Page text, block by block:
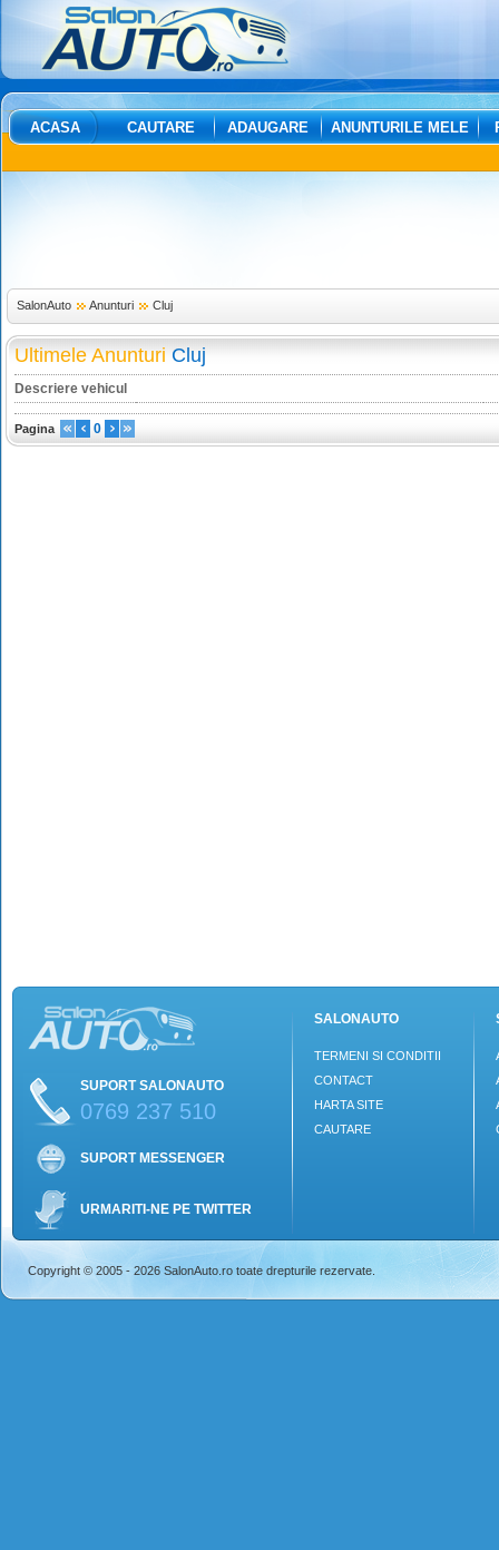
ACASA CAUTARE ADAUGARE ANUNTURILE MELE
SalonAuto Anunturi Cluj
Ultimele Anunturi Cluj
Descriere vehicul
Pagina 0
SUPORT SALONAUTO
0769 237 510
SUPORT MESSENGER
URMARITI-NE PE TWITTER
SALONAUTO
TERMENI SI CONDITII
CONTACT
HARTA SITE
CAUTARE
Copyright © 2005 - 2026 SalonAuto.ro toate drepturile rezervate.